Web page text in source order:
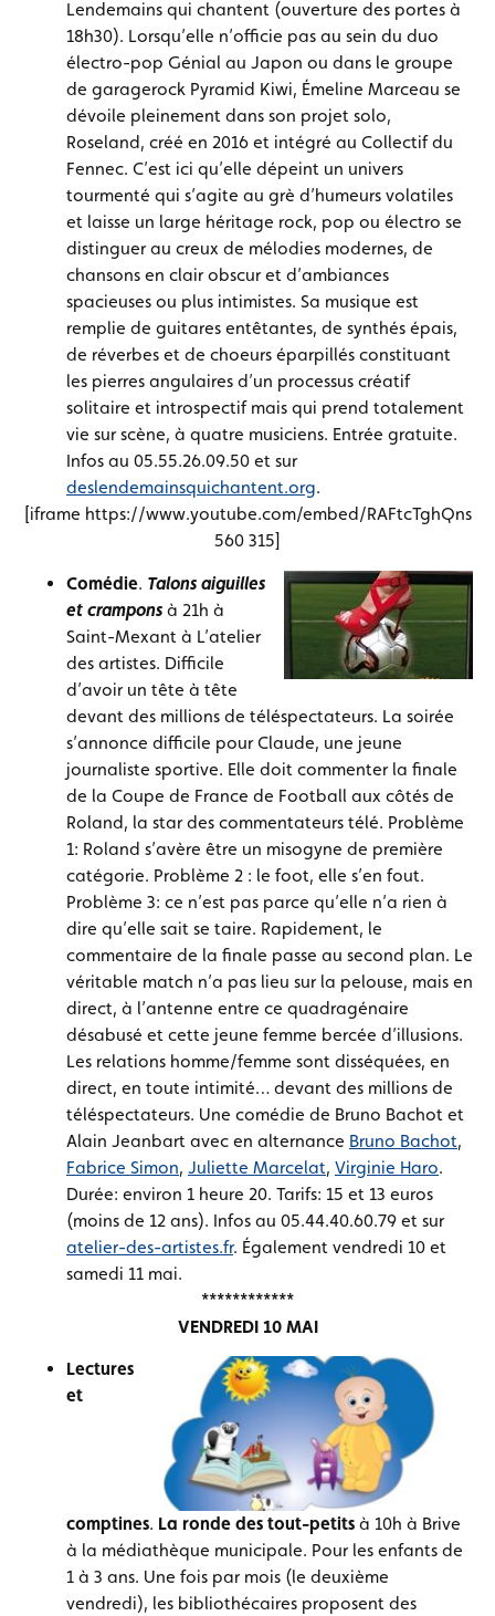
Lendemains qui chantent (ouverture des portes à
18h30). Lorsqu’elle n’officie pas au sein du duo
électro-pop Génial au Japon ou dans le groupe
de garagerock Pyramid Kiwi, Émeline Marceau se
dévoile pleinement dans son projet solo,
Roseland, créé en 2016 et intégré au Collectif du
Fennec. C’est ici qu’elle dépeint un univers
tourmenté qui s’agite au grè d’humeurs volatiles
et laisse un large héritage rock, pop ou électro se
distinguer au creux de mélodies modernes, de
chansons en clair obscur et d’ambiances
spacieuses ou plus intimistes. Sa musique est
remplie de guitares entêtantes, de synthés épais,
de réverbes et de choeurs éparpillés constituant
les pierres angulaires d’un processus créatif
solitaire et introspectif mais qui prend totalement
vie sur scène, à quatre musiciens. Entrée gratuite.
Infos au 05.55.26.09.50 et sur
deslendemainsquichantent.org.
[iframe https://www.youtube.com/embed/RAFtcTghQns
560 315]
Comédie. Talons aiguilles
et crampons à 21h à
Saint-Mexant à L’atelier
des artistes. Difficile
d’avoir un tête à tête
devant des millions de téléspectateurs. La soirée
s’annonce difficile pour Claude, une jeune
journaliste sportive. Elle doit commenter la finale
de la Coupe de France de Football aux côtés de
Roland, la star des commentateurs télé. Problème
1: Roland s’avère être un misogyne de première
catégorie. Problème 2 : le foot, elle s’en fout.
Problème 3: ce n’est pas parce qu’elle n’a rien à
dire qu’elle sait se taire. Rapidement, le
commentaire de la finale passe au second plan. Le
véritable match n’a pas lieu sur la pelouse, mais en
direct, à l’antenne entre ce quadragénaire
désabusé et cette jeune femme bercée d’illusions.
Les relations homme/femme sont disséquées, en
direct, en toute intimité… devant des millions de
téléspectateurs. Une comédie de Bruno Bachot et
Alain Jeanbart avec en alternance Bruno Bachot,
Fabrice Simon, Juliette Marcelat, Virginie Haro.
Durée: environ 1 heure 20. Tarifs: 15 et 13 euros
(moins de 12 ans). Infos au 05.44.40.60.79 et sur
atelier-des-artistes.fr. Également vendredi 10 et
samedi 11 mai.
************
VENDREDI 10 MAI
Lectures
et
comptines. La ronde des tout-petits à 10h à Brive
à la médiathèque municipale. Pour les enfants de
1 à 3 ans. Une fois par mois (le deuxième
vendredi), les bibliothécaires proposent des